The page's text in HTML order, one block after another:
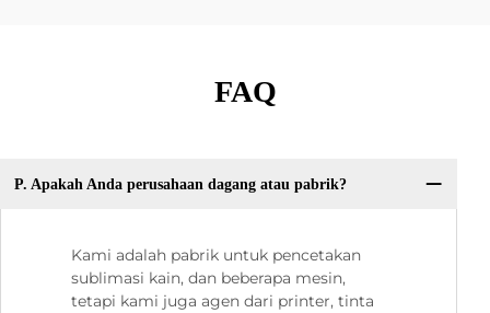
FAQ
P. Apakah Anda perusahaan dagang atau pabrik?
Kami adalah pabrik untuk pencetakan
sublimasi kain, dan beberapa mesin,
tetapi kami juga agen dari printer, tinta